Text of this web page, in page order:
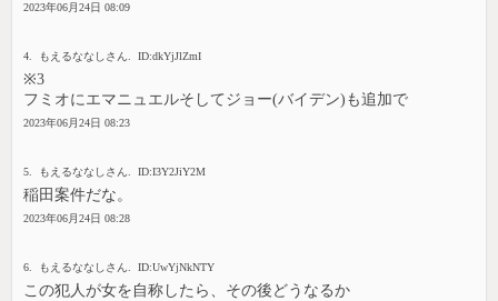
2023年06月24日 08:09
4. もえるななしさん. ID:dkYjJlZmI
※3
フミオにエマニュエルそしてジョー(バイデン)も追加で
2023年06月24日 08:23
5. もえるななしさん. ID:I3Y2JiY2M
稲田案件だな。
2023年06月24日 08:28
6. もえるななしさん. ID:UwYjNkNTY
この犯人が女を自称したら、その後どうなるか